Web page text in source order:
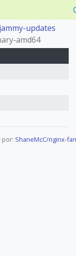
jammy-updates
amd64
por: ShaneMcC/nginx-